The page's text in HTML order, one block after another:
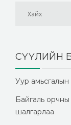
СҮҮЛИЙН
Уур
Байгаль
шалгарлаа